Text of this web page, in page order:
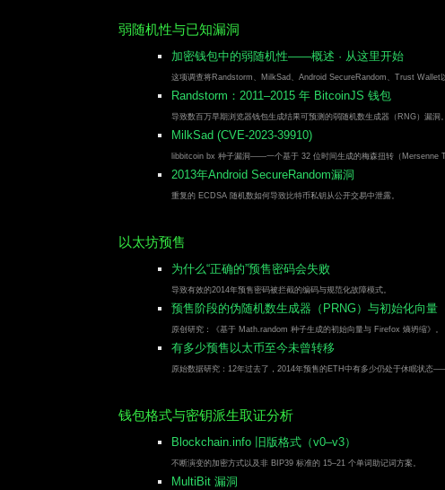
弱随机性与已知漏洞
加密钱包中的弱随机性——概述 · 从这里开始
这项调查将Randstorm、MilkSad、Android SecureRandom、Trust Wallet
Randstorm：2011–2015 年 BitcoinJS 钱包
导致数百万早期浏览器钱包生成结果可预测的弱随机数生成器（RNG）漏洞。
MilkSad (CVE-2023-39910)
libbitcoin bx 种子漏洞——一个基于 32 位时间生成的梅森扭转（Mersenne
2013年Android SecureRandom漏洞
重复的 ECDSA 随机数如何导致比特币私钥从公开交易中泄露。
以太坊预售
为什么“正确的”预售密码会失败
导致有效的2014年预售密码被拦截的编码与规范化故障模式。
预售阶段的伪随机数生成器（PRNG）与初始化向量
原创研究：《基于 Math.random 种子生成的初始向量与 Firefox 熵坍缩》。
有多少预售以太币至今未曾转移
原始数据研究：12年过去了，2014年预售的ETH中有多少仍处于休眠状态
钱包格式与密钥派生取证分析
Blockchain.info 旧版格式（v0–v3）
不断演变的加密方式以及非 BIP39 标准的 15–21 个单词助记词方案。
MultiBit 漏洞